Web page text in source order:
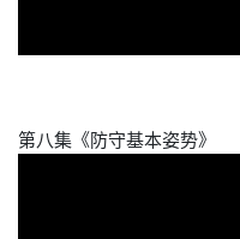
第八集《防守基本姿势》